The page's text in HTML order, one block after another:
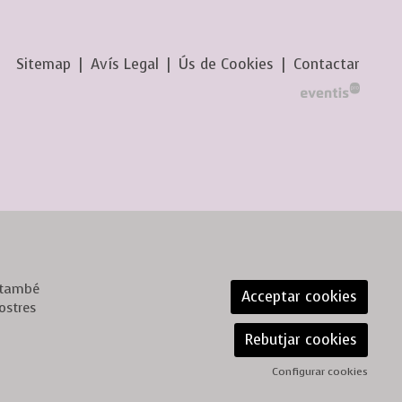
Sitemap Avís Legal Ús de Cookies Contactar
Acceptar cookies
Rebutjar cookies
Configurar cookies